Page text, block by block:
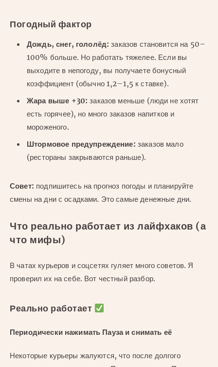
Погодный фактор
Дождь, снег, гололёд: заказов становится на 50–
100% больше. Но работать тяжелее. Если вы
выходите в непогоду, вы получаете бонусный
коэффициент (обычно 1,2–1,5 к ставке).
Жара выше +30: заказов меньше (люди не хотят
есть горячее), но много заказов напитков и
мороженого.
Штормовое предупреждение: заказов мало
(рестораны закрываются раньше).
Совет: подпишитесь на прогноз погоды и планируйте
смены на дни с осадками. Это самые денежные дни.
Что реально работает из лайфхаков (а
что мифы)
В чатах курьеров и соцсетях гуляет много советов. Я
проверил их на себе. Вот честный разбор.
Реально работает
Периодически нажимать Пауза и снимать её
Некоторые курьеры жалуются, что после долгого